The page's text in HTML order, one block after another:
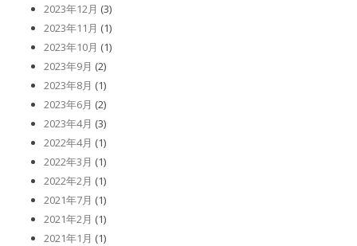
2023年12月 (3)
2023年11月 (1)
2023年10月 (1)
2023年9月 (2)
2023年8月 (1)
2023年6月 (2)
2023年4月 (3)
2022年4月 (1)
2022年3月 (1)
2022年2月 (1)
2021年7月 (1)
2021年2月 (1)
2021年1月 (1)